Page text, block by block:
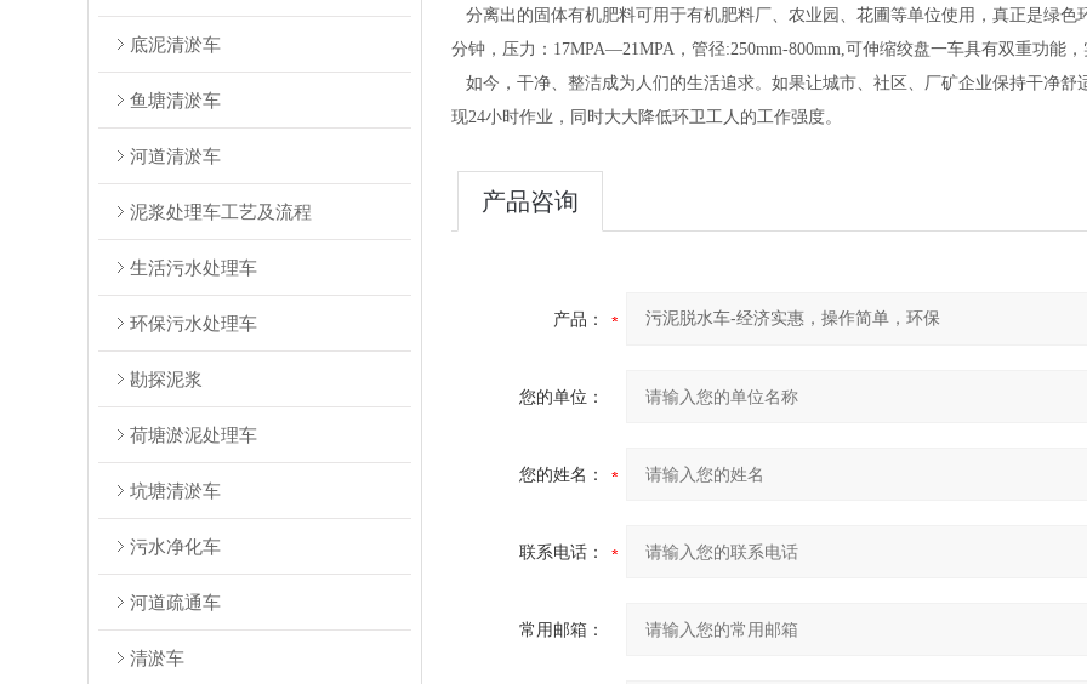
底泥清淤车
鱼塘清淤车
河道清淤车
泥浆处理车工艺及流程
生活污水处理车
环保污水处理车
勘探泥浆
荷塘淤泥处理车
坑塘清淤车
污水净化车
河道疏通车
清淤车
分离出的固体有机肥料可用于有机肥料厂、农业园、花圃等单位使用 ，真正是绿色
分钟，压力：17MPA—21MPA，管径:250mm-800mm,可伸缩绞盘一车具有双重功能，
如今，干净、整洁成为人们的生活追求。如果让城市、社区、厂矿企业保持干净舒
现24小时作业，同时大大降低环卫工人的工作强度。
产品咨询
产品：
您的单位：
您的姓名：
联系电话：
常用邮箱：